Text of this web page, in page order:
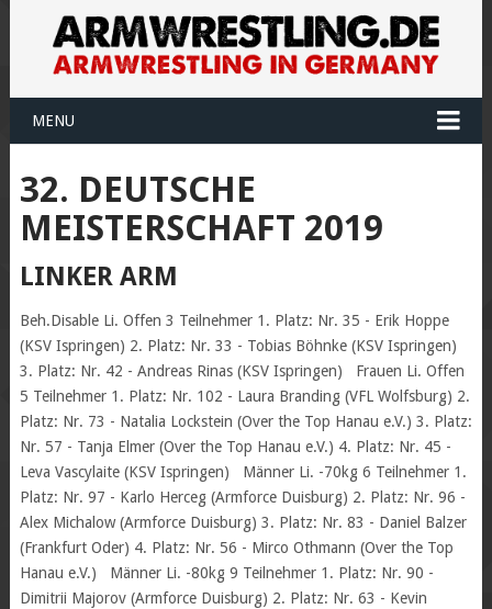
MENU
32. DEUTSCHE
MEISTERSCHAFT 2019
LINKER ARM
Beh.Disable Li. Offen 3 Teilnehmer 1. Platz: Nr. 35 - Erik Hoppe
(KSV Ispringen) 2. Platz: Nr. 33 - Tobias Böhnke (KSV Ispringen)
3. Platz: Nr. 42 - Andreas Rinas (KSV Ispringen) Frauen Li. Offen
5 Teilnehmer 1. Platz: Nr. 102 - Laura Branding (VFL Wolfsburg) 2.
Platz: Nr. 73 - Natalia Lockstein (Over the Top Hanau e.V.) 3. Platz:
Nr. 57 - Tanja Elmer (Over the Top Hanau e.V.) 4. Platz: Nr. 45 -
Leva Vascylaite (KSV Ispringen) Männer Li. -70kg 6 Teilnehmer 1.
Platz: Nr. 97 - Karlo Herceg (Armforce Duisburg) 2. Platz: Nr. 96 -
Alex Michalow (Armforce Duisburg) 3. Platz: Nr. 83 - Daniel Balzer
(Frankfurt Oder) 4. Platz: Nr. 56 - Mirco Othmann (Over the Top
Hanau e.V.) Männer Li. -80kg 9 Teilnehmer 1. Platz: Nr. 90 -
Dimitrii Majorov (Armforce Duisburg) 2. Platz: Nr. 63 - Kevin